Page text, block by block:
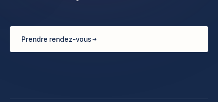
Prendre rendez-vous